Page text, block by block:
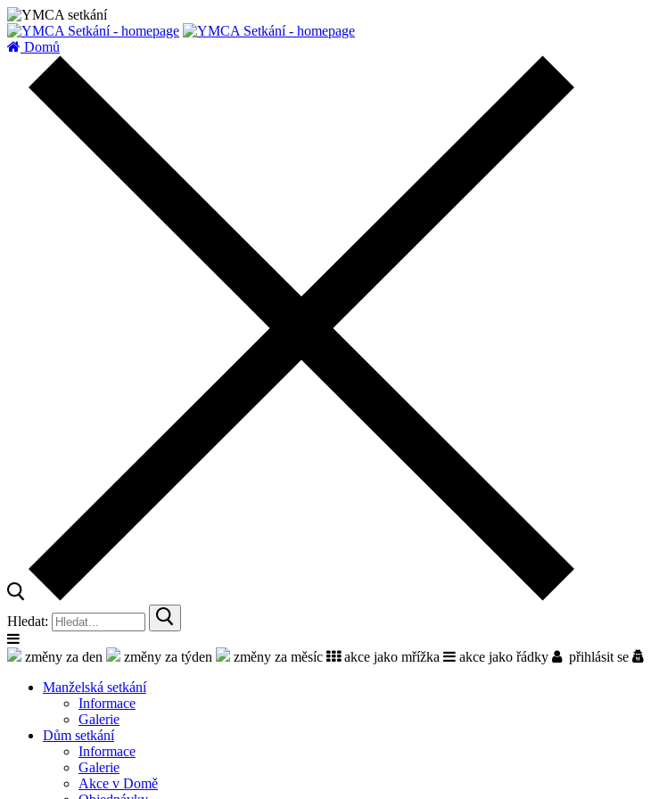
Domů
Hledat:
změny za den změny za týden změny za měsíc akce jako mřížka akce jako řádky přihlásit se
Manželská setkání
Informace
Galerie
Dům setkání
Informace
Galerie
Akce v Domě
zatížení serveru